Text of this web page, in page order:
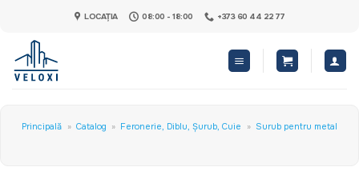
content
LOCAȚIA 08:00 - 18:00 +373 60 44 22 77
Principală » Catalog » Feronerie, Diblu, Șurub, Cuie » Surub pentru metal